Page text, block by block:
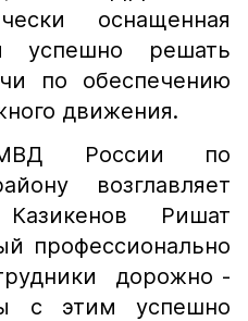
оснащенная
успешно решать
по обеспечению
движения.
России по
возглавляет
Ришат
профессионально
дорожно -
с этим успешно